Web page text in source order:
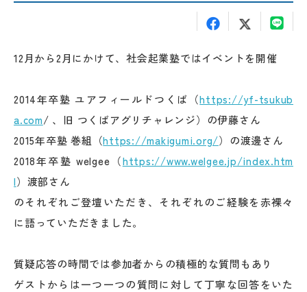
12月から2月にかけて、社会起業塾ではイベントを開催
2014年卒塾 ユアフィールドつくば（https://yf-tsukub
a.com/ 、旧 つくばアグリチャレンジ）の伊藤さん
2015年卒塾 巻組（https://makigumi.org/）の渡邊さん
2018年卒塾 welgee（https://www.welgee.jp/index.htm
l）渡部さん
のそれぞれご登壇いただき、それぞれのご経験を赤裸々
に語っていただきました。
質疑応答の時間では参加者からの積極的な質問もあり
ゲストからは一つ一つの質問に対して丁寧な回答をいた